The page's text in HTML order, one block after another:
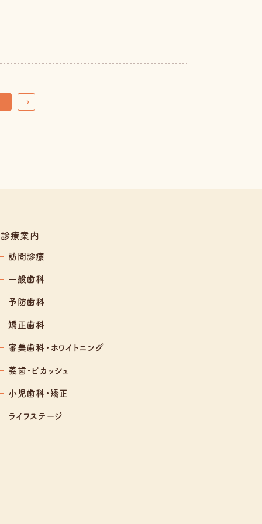
診療案内
訪問診療
一般歯科
予防歯科
矯正歯科
審美歯科・ホワイトニング
義歯・ピカッシュ
小児歯科・矯正
ライフステージ